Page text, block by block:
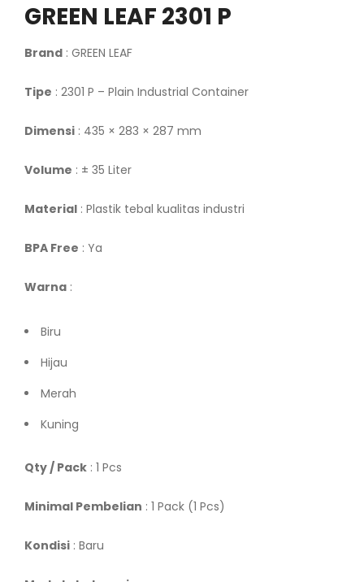
GREEN LEAF 2301 P
Brand : GREEN LEAF
Tipe : 2301 P – Plain Industrial Container
Dimensi : 435 × 283 × 287 mm
Volume : ± 35 Liter
Material : Plastik tebal kualitas industri
BPA Free : Ya
Warna :
Biru
Hijau
Merah
Kuning
Qty / Pack : 1 Pcs
Minimal Pembelian : 1 Pack (1 Pcs)
Kondisi : Baru